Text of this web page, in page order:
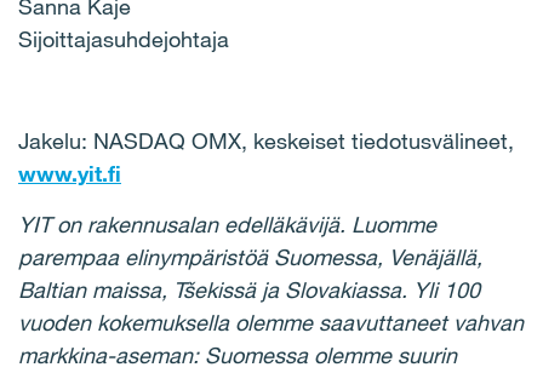
Sanna Kaje
Sijoittajasuhdejohtaja
Jakelu: NASDAQ OMX, keskeiset tiedotusvälineet,
www.yit.fi
YIT on rakennusalan edelläkävijä. Luomme
parempaa elinympäristöä Suomessa, Venäjällä,
Baltian maissa, Tšekissä ja Slovakiassa. Yli 100
vuoden kokemuksella olemme saavuttaneet vahvan
markkina-aseman: Suomessa olemme suurin